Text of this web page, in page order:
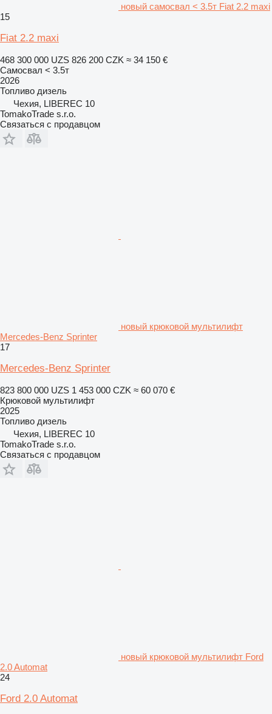
новый самосвал < 3.5т Fiat 2.2 maxi
15
Fiat 2.2 maxi
468 300 000 UZS 826 200 CZK ≈ 34 150 €
Самосвал < 3.5т
2026
Топливо дизель
Чехия, LIBEREC 10
TomakoTrade s.r.o.
Связаться с продавцом
новый крюковой мультилифт
Mercedes-Benz Sprinter
17
Mercedes-Benz Sprinter
823 800 000 UZS 1 453 000 CZK ≈ 60 070 €
Крюковой мультилифт
2025
Топливо дизель
Чехия, LIBEREC 10
TomakoTrade s.r.o.
Связаться с продавцом
новый крюковой мультилифт Ford
2.0 Automat
24
Ford 2.0 Automat